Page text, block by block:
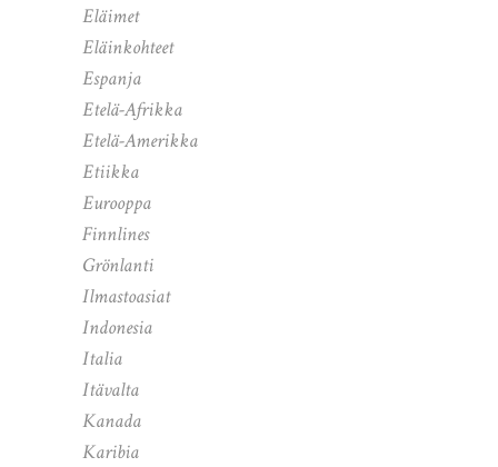
Eläimet
Eläinkohteet
Espanja
Etelä-Afrikka
Etelä-Amerikka
Etiikka
Eurooppa
Finnlines
Grönlanti
Ilmastoasiat
Indonesia
Italia
Itävalta
Kanada
Karibia